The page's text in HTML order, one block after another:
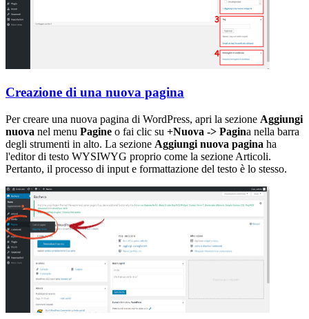
Creazione di una nuova pagina
Per creare una nuova pagina di WordPress, apri la sezione Aggiungi
nuova nel menu Pagine o fai clic su +Nuova -> Pagina nella barra
degli strumenti in alto. La sezione Aggiungi nuova pagina ha
l'editor di testo WYSIWYG proprio come la sezione Articoli.
Pertanto, il processo di input e formattazione del testo è lo stesso.